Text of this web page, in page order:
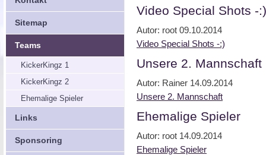
Sitemap
Teams
KickerKingz 1
KickerKingz 2
Ehemalige Spieler
Links
Sponsoring
Video Special Shots -:)
Autor: root 09.10.2014
Video Special Shots -:)
Unsere 2. Mannschaft
Autor: Rainer 14.09.2014
Unsere 2. Mannschaft
Ehemalige Spieler
Autor: root 14.09.2014
Ehemalige Spieler